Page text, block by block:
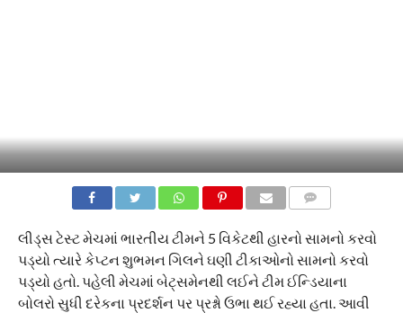
લીડ્સ ટેસ્ટ મેચમાં ભારતીય ટીમને 5 વિકેટથી હારનો સામનો કરવો
પડ્યો ત્યારે કેપ્ટન શુભમન ગિલને ઘણી ટીકાઓનો સામનો કરવો
પડ્યો હતો. પહેલી મેચમાં બેટ્સમેનથી લઈને ટીમ ઈન્ડિયાના
બોલરો સુધી દરેકના પ્રદર્શન પર પ્રશ્નો ઉભા થઈ રહ્યા હતા. આવી